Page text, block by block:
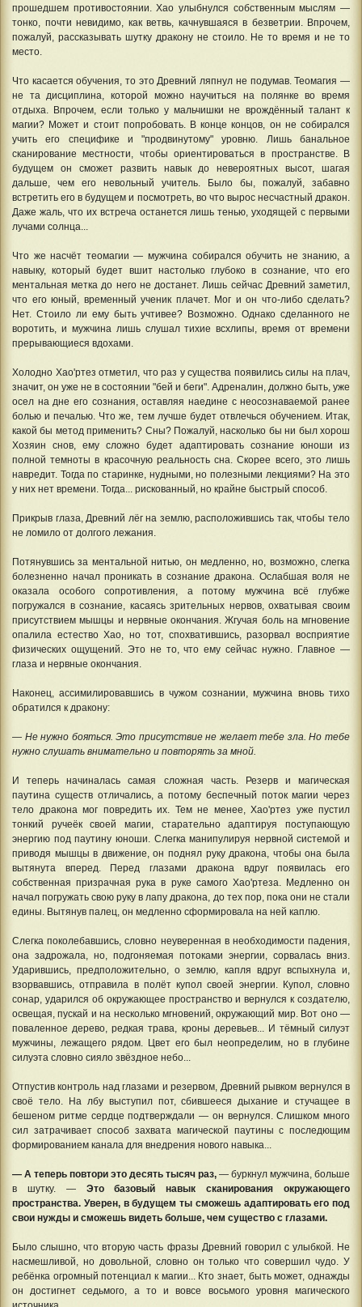
прошедшем противостоянии. Хао улыбнулся собственным мыслям —
тонко, почти невидимо, как ветвь, качнувшаяся в безветрии. Впрочем,
пожалуй, рассказывать шутку дракону не стоило. Не то время и не то
место.
Что касается обучения, то это Древний ляпнул не подумав. Теомагия —
не та дисциплина, которой можно научиться на полянке во время
отдыха. Впрочем, если только у мальчишки не врождённый талант к
магии? Может и стоит попробовать. В конце концов, он не собирался
учить его специфике и "продвинутому" уровню. Лишь банальное
сканирование местности, чтобы ориентироваться в пространстве. В
будущем он сможет развить навык до невероятных высот, шагая
дальше, чем его невольный учитель. Было бы, пожалуй, забавно
встретить его в будущем и посмотреть, во что вырос несчастный дракон.
Даже жаль, что их встреча останется лишь тенью, уходящей с первыми
лучами солнца...
Что же насчёт теомагии — мужчина собирался обучить не знанию, а
навыку, который будет вшит настолько глубоко в сознание, что его
ментальная метка до него не достанет. Лишь сейчас Древний заметил,
что его юный, временный ученик плачет. Мог и он что-либо сделать?
Нет. Стоило ли ему быть учтивее? Возможно. Однако сделанного не
воротить, и мужчина лишь слушал тихие всхлипы, время от времени
прерывающиеся вдохами.
Холодно Хао'ртез отметил, что раз у существа появились силы на плач,
значит, он уже не в состоянии "бей и беги". Адреналин, должно быть, уже
осел на дне его сознания, оставляя наедине с неосознаваемой ранее
болью и печалью. Что же, тем лучше будет отвлечься обучением. Итак,
какой бы метод применить? Сны? Пожалуй, насколько бы ни был хорош
Хозяин снов, ему сложно будет адаптировать сознание юноши из
полной темноты в красочную реальность сна. Скорее всего, это лишь
навредит. Тогда по старинке, нудными, но полезными лекциями? На это
у них нет времени. Тогда... рискованный, но крайне быстрый способ.
Прикрыв глаза, Древний лёг на землю, расположившись так, чтобы тело
не ломило от долгого лежания.
Потянувшись за ментальной нитью, он медленно, но, возможно, слегка
болезненно начал проникать в сознание дракона. Ослабшая воля не
оказала особого сопротивления, а потому мужчина всё глубже
погружался в сознание, касаясь зрительных нервов, охватывая своим
присутствием мышцы и нервные окончания. Жгучая боль на мгновение
опалила естество Хао, но тот, спохватившись, разорвал восприятие
физических ощущений. Это не то, что ему сейчас нужно. Главное —
глаза и нервные окончания.
Наконец, ассимилировавшись в чужом сознании, мужчина вновь тихо
обратился к дракону:
— Не нужно бояться. Это присутствие не желает тебе зла. Но тебе
нужно слушать внимательно и повторять за мной.
И теперь начиналась самая сложная часть. Резерв и магическая
паутина существ отличались, а потому беспечный поток магии через
тело дракона мог повредить их. Тем не менее, Хао'ртез уже пустил
тонкий ручеёк своей магии, старательно адаптируя поступающую
энергию под паутину юноши. Слегка манипулируя нервной системой и
приводя мышцы в движение, он поднял руку дракона, чтобы она была
вытянута вперед. Перед глазами дракона вдруг появилась его
собственная призрачная рука в руке самого Хао'ртеза. Медленно он
начал погружать свою руку в лапу дракона, до тех пор, пока они не стали
едины. Вытянув палец, он медленно сформировала на ней каплю.
Слегка поколебавшись, словно неуверенная в необходимости падения,
она задрожала, но, подгоняемая потоками энергии, сорвалась вниз.
Ударившись, предположительно, о землю, капля вдруг вспыхнула и,
взорвавшись, отправила в полёт купол своей энергии. Купол, словно
сонар, ударился об окружающее пространство и вернулся к создателю,
освещая, пускай и на несколько мгновений, окружающий мир. Вот оно —
поваленное дерево, редкая трава, кроны деревьев... И тёмный силуэт
мужчины, лежащего рядом. Цвет его был неопределим, но в глубине
силуэта словно сияло звёздное небо...
Отпустив контроль над глазами и резервом, Древний рывком вернулся в
своё тело. На лбу выступил пот, сбившееся дыхание и стучащее в
бешеном ритме сердце подтверждали — он вернулся. Слишком много
сил затрачивает способ захвата магической паутины с последющим
формированием канала для внедрения нового навыка...
— А теперь повтори это десять тысяч раз, — буркнул мужчина, больше
в шутку. — Это базовый навык сканирования окружающего
пространства. Уверен, в будущем ты сможешь адаптировать его под
свои нужды и сможешь видеть больше, чем существо с глазами.
Было слышно, что вторую часть фразы Древний говорил с улыбкой. Не
насмешливой, но довольной, словно он только что совершил чудо. У
ребёнка огромный потенциал к магии... Кто знает, быть может, однажды
он достигнет седьмого, а то и вовсе восьмого уровня магического